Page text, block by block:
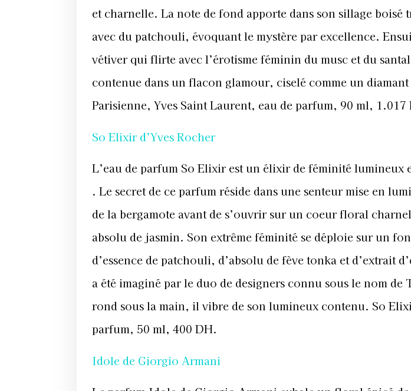
et charnelle. La note de fond apporte dans son sillage boisé
avec du patchouli, évoquant le mystère par excellence.
vétiver qui flirte avec l’érotisme féminin du musc et du
contenue dans un flacon glamour, ciselé comme un
Parisienne, Yves Saint Laurent, eau de parfum, 90 ml, 1.017
So Elixir d’Yves Rocher
L’eau de parfum So Elixir est un élixir de féminité
. Le secret de ce parfum réside dans une senteur mise en
de la bergamote avant de s’ouvrir sur un coeur floral
absolu de jasmin. Son extrême féminité se déploie sur un
d’essence de patchouli, d’absolu de fève tonka et d’extrait
a été imaginé par le duo de designers connu sous le nom de
rond sous la main, il vibre de son lumineux contenu. So
parfum, 50 ml, 400 DH.
Idole de Giorgio Armani